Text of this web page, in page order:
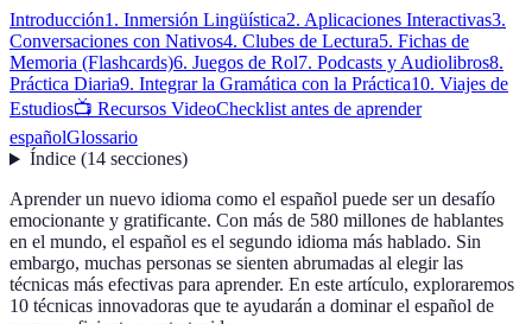
Introducción1. Inmersión Lingüística2. Aplicaciones Interactivas3.
Conversaciones con Nativos4. Clubes de Lectura5. Fichas de
Memoria (Flashcards)6. Juegos de Rol7. Podcasts y Audiolibros8.
Práctica Diaria9. Integrar la Gramática con la Práctica10. Viajes de
Estudios📺 Recursos VideoChecklist antes de aprender
españolGlossario
Índice(14 secciones)
Aprender un nuevo idioma como el español puede ser un desafío
emocionante y gratificante. Con más de 580 millones de hablantes
en el mundo, el español es el segundo idioma más hablado. Sin
embargo, muchas personas se sienten abrumadas al elegir las
técnicas más efectivas para aprender. En este artículo, exploraremos
10 técnicas innovadoras que te ayudarán a dominar el español de